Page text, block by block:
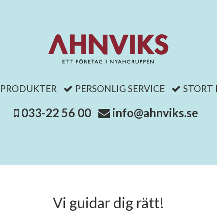
PERSONLIG SERVICE STORT
033-22 56 00 info@ahnviks.se
Vi guidar dig rätt!